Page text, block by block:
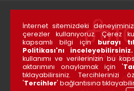
Copyright
İnternet sitemizdeki
çerezler kullanıyoruz. Çerez
kapsamlı bilgi için burayı
Politikası'nı inceleyebilirsiniz.
kullanımı ve verilerinizin bu
aktarımını onaylamak için '
tıklayabilirsiniz. Tercihlerinizi
'Tercihler' bağlantısına